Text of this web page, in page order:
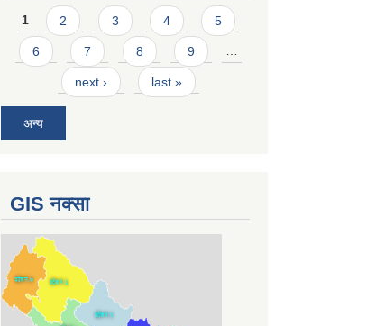
Pages
1 2 3 4 5
6 7 8 9 …
next › last »
अन्य
GIS नक्सा